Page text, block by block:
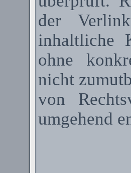
der
inhaltliche
ohne
nicht
von
umgehend